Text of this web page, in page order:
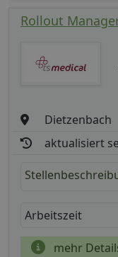
Rollout
Dietzenbach
aktualisiert
Arbeitszeit
mehr